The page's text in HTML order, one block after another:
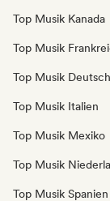
Top Musik Kanada
Top Musik
Top Musik
Top Musik Italien
Top Musik Mexiko
Top Musik
Top Musik Spanien